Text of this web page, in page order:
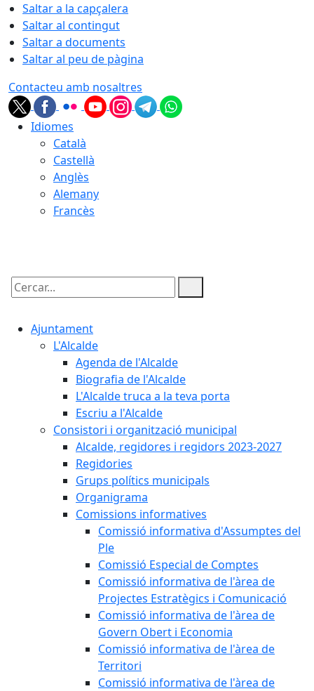
Saltar a la capçalera
Saltar al contingut
Saltar a documents
Saltar al peu de pàgina
Contacteu amb nosaltres
Idiomes
Català
Castellà
Anglès
Alemany
Francès
Cercar:
Ajuntament
L'Alcalde
Agenda de l'Alcalde
Biografia de l'Alcalde
L'Alcalde truca a la teva porta
Escriu a l'Alcalde
Consistori i organització municipal
Alcalde, regidores i regidors 2023-2027
Regidories
Grups polítics municipals
Organigrama
Comissions informatives
Comissió informativa d'Assumptes del
Ple
Comissió Especial de Comptes
Comissió informativa de l'àrea de
Projectes Estratègics i Comunicació
Comissió informativa de l'àrea de
Govern Obert i Economia
Comissió informativa de l'àrea de
Territori
Comissió informativa de l'àrea de